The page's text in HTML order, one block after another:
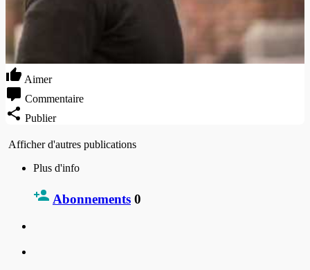
Aimer
Commentaire
Publier
Afficher d'autres publications
Plus d'info
Abonnements 0